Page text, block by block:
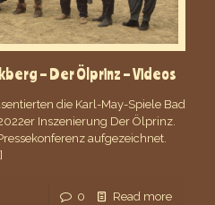
– Der Ölprinz – Videos
die Karl-May-Spiele Bad
Inszenierung Der Ölprinz.
aufgezeichnet.
0 Read more